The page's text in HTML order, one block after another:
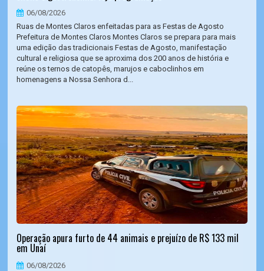
06/08/2026
Ruas de Montes Claros enfeitadas para as Festas de Agosto
Prefeitura de Montes Claros Montes Claros se prepara para mais
uma edição das tradicionais Festas de Agosto, manifestação
cultural e religiosa que se aproxima dos 200 anos de história e
reúne os ternos de catopês, marujos e caboclinhos em
homenagens a Nossa Senhora d...
Operação apura furto de 44 animais e prejuízo de R$ 133 mil
em Unaí
06/08/2026